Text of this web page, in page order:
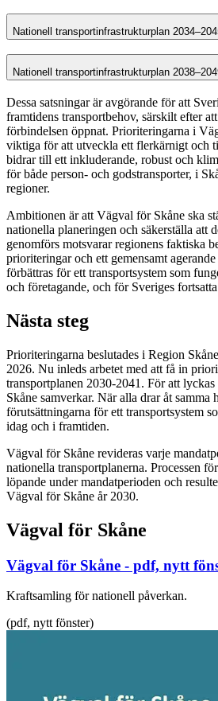
Nationell transportinfrastrukturplan
Nationell transportinfrastrukturplan
Dessa satsningar är avgörande för att
framtidens transportbehov, särskilt efter
förbindelsen öppnat. Prioriteringarna i
viktiga för att utveckla ett flerkärnigt och
bidrar till ett inkluderande, robust och
för både person- och godstransporter, i
regioner.
Ambitionen är att Vägval för Skåne ska
nationella planeringen och säkerställa att
genomförs motsvarar regionens faktiska
prioriteringar och ett gemensamt
förbättras för ett transportsystem som
och företagande, och för Sveriges
Nästa steg
Prioriteringarna beslutades i Region
2026. Nu inleds arbetet med att få in
transportplanen 2030-2041. För att lyckas
Skåne samverkar. När alla drar åt samma
förutsättningarna för ett transportsystem
idag och i framtiden.
Vägval för Skåne revideras varje
nationella transportplanerna. Processen
löpande under mandatperioden och
Vägval för Skåne år 2030.
Vägval för Skåne
Vägval för Skåne - pdf, nytt
Kraftsamling för nationell påverkan.
(pdf, nytt fönster)